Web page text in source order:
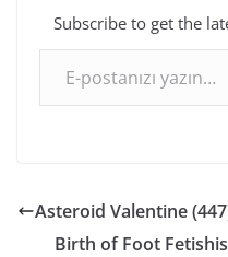
Subscribe to get the
E-postanızı yazın…
Asteroid Valentine
Birth of Foot